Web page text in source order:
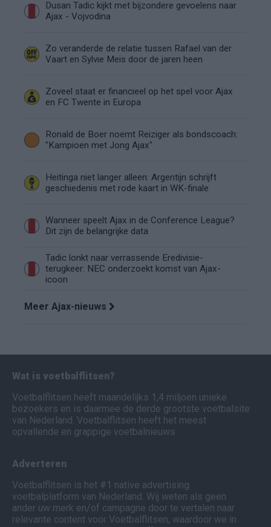
Dusan Tadic kijkt met bijzondere gevoelens naar
Ajax - Vojvodina
Zo veranderde de relatie tussen Rafael van der
Vaart en Sylvie Meis door de jaren heen
Zoveel staat er financieel op het spel voor Ajax
en FC Twente in Europa
Ronald de Boer noemt Reiziger als bondscoach:
"Kampioen met Jong Ajax"
Heitinga niet langer alleen: Argentijn schrijft
geschiedenis met rode kaart in WK-finale
Wanneer speelt Ajax in de Conference League?
Dit zijn de belangrijke data
Tadic lonkt naar verrassende Eredivisie-
terugkeer: NEC onderzoekt komst van Ajax-
icoon
Meer Ajax-nieuws
Wat is voetbalflitsen?
Voetbalflitsen heeft maandelijks 1,4 miljoen unieke
bezoekers en is daarmee de derde grootste voetbalsite
van Nederland. Voetbalflitsen heeft het meest
opvallende en grappige voetbalnieuws.
Adverteren
Voetbalflitsen is het #1 native advertising
voetbalplatform van Nederland. Wij weten als geen
ander uw merk en/of campagne door te vertalen naar
relevante content voor Voetbalflitsen, waardoor we in